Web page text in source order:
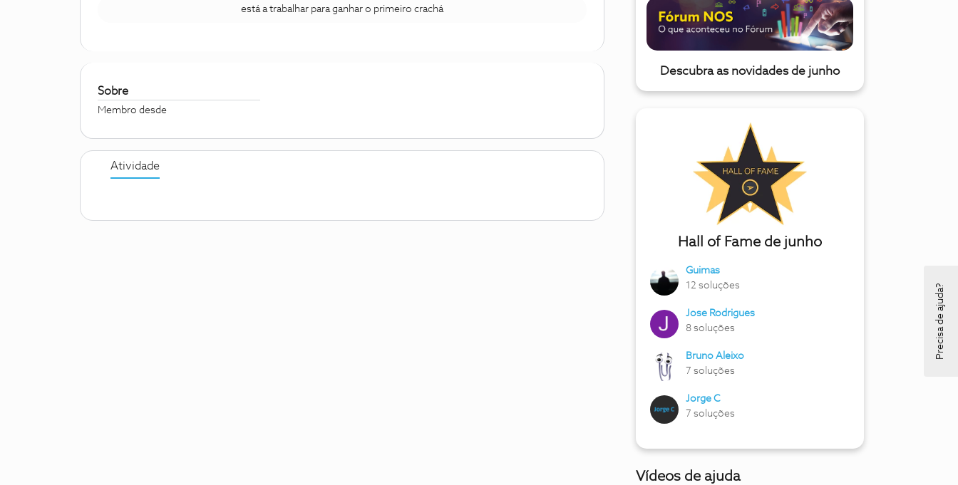
está a trabalhar para ganhar o primeiro crachá
Sobre
Membro desde
Atividade
Descubra as novidades de junho
Hall of Fame de junho
Guimas
12 soluções
Jose Rodrigues
8 soluções
Bruno Aleixo
7 soluções
Jorge C
7 soluções
Vídeos de ajuda
Precisa de ajuda?